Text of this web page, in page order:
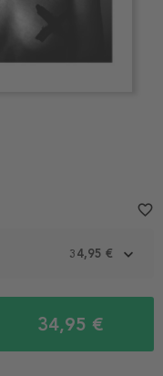
34,95 €
34,95 €
favorite_border